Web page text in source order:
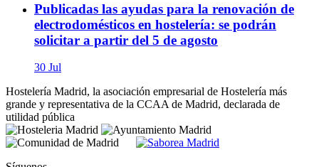
Publicadas las ayudas para la renovación de
electrodomésticos en hostelería: se podrán
solicitar a partir del 5 de agosto
30 Jul
Hostelería Madrid, la asociación empresarial de Hostelería más
grande y representativa de la CCAA de Madrid, declarada de
utilidad pública